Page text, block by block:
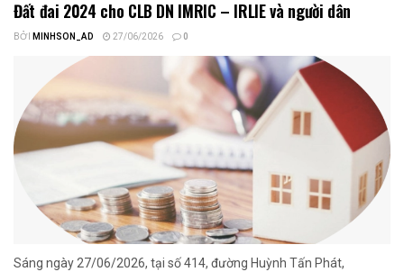
Đất đai 2024 cho CLB DN IMRIC – IRLIE và người dân
BỞI MINHSON_AD 27/06/2026 0
Sáng ngày 27/06/2026, tại số 414, đường Huỳnh Tấn Phát,